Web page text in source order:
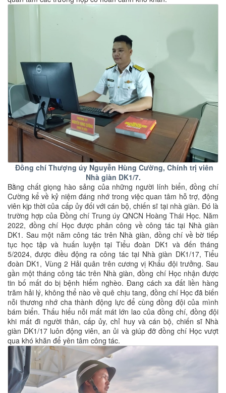
Đồng chí Thượng úy Nguyễn Hùng Cường, Chính trị viên
Nhà giàn DK1/7.
Bằng chất giọng hào sảng của những người lính biển, đồng chí
Cường kể về kỷ niệm đáng nhớ trong việc quan tâm hỗ trợ, động
viên kịp thời của cấp ủy đối với cán bộ, chiến sĩ tại nhà giàn. Đó là
trường hợp của Đồng chí Trung úy QNCN Hoàng Thái Học. Năm
2022, đồng chí Học được phân công về công tác tại Nhà giàn
DK1. Sau một năm công tác trên Nhà giàn, đồng chí về bờ tiếp
tục học tập và huấn luyện tại Tiểu đoàn DK1 và đến tháng
5/2024, được điều động ra công tác tại Nhà giàn DK1/17, Tiểu
đoàn DK1, Vùng 2 Hải quân trên cương vị Khẩu đội trưởng. Sau
gần một tháng công tác trên Nhà giàn, đồng chí Học nhận được
tin bố mất do bị bệnh hiểm nghèo. Đang cách xa đất liền hàng
trăm hải lý, không thể nào về quê chịu tang, đồng chí Học đã biến
nỗi thương nhớ cha thành động lực để cùng đồng đội của mình
bám biển. Thấu hiểu nỗi mất mát lớn lao của đồng chí, đồng đội
khi mất đi người thân, cấp ủy, chỉ huy và cán bộ, chiến sĩ Nhà
giàn DK1/17 luôn động viên, an ủi và giúp đỡ đồng chí Học vượt
qua khó khăn để yên tâm công tác.